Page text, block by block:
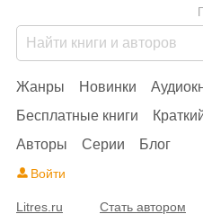
Жанры Новинки
Бесплатные книги
Авторы
Серии Блог
Войти
Litres.ru Стать автором